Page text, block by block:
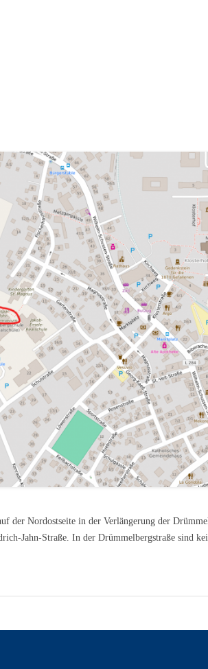
der Nordostseite in der Verlängerung der
Jahn-Straße. In der Drümmelbergstraße sind